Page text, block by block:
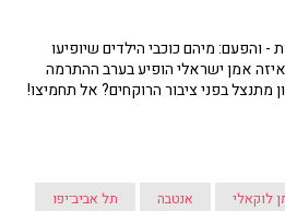
והפעם: מיהם כוכבי הילדים שיופיעו
אמן ישראלי הופיע בערב ההתרמה
מתנצל בפני ציבור הרוקחים? אל תחמיצו!
לוקאלי אנטבה תל אביב־יפו